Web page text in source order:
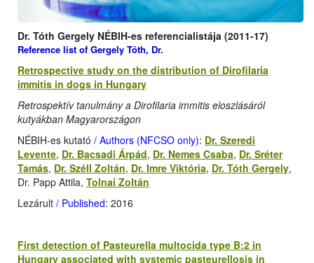
Dr. Tóth Gergely NÉBIH-es referencialistája (2011-17)
Reference list of Gergely Tóth, Dr.
Retrospective study on the distribution of Dirofilaria
immitis in dogs in Hungary
Retrospektív tanulmány a Dirofilaria immitis eloszlásáról
kutyákban Magyarországon
NÉBIH-es kutató / Authors (NFCSO only): Dr. Szeredi
Levente, Dr. Bacsadi Árpád, Dr. Nemes Csaba, Dr. Sréter
Tamás, Dr. Széll Zoltán, Dr. Imre Viktória, Dr. Tóth Gergely,
Dr. Papp Attila, Tolnai Zoltán
Lezárult / Published: 2016
First detection of Pasteurella multocida type B:2 in
Hungary associated with systemic pasteurellosis in